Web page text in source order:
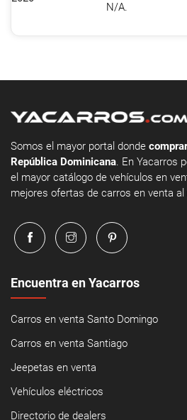
N/A.
Somos el mayor portal donde
República Dominicana. En Yacarros
el mayor catálogo de vehículos en
mejores ofertas de carros en venta al
Encuentra en Yacarros
Carros en venta Santo Domingo
Carros en venta Santiago
Jeepetas en venta
Vehículos eléctricos
Directorio de dealers